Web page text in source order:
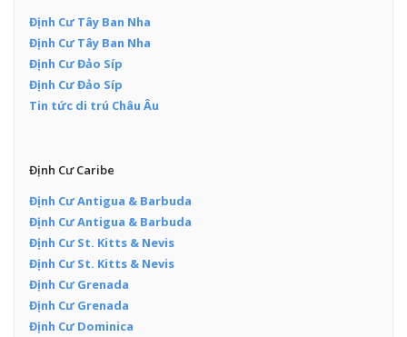
Định Cư Tây Ban Nha
Định Cư Tây Ban Nha
Định Cư Đảo Síp
Định Cư Đảo Síp
Tin tức di trú Châu Âu
Định Cư Caribe
Định Cư Antigua & Barbuda
Định Cư Antigua & Barbuda
Định Cư St. Kitts & Nevis
Định Cư St. Kitts & Nevis
Định Cư Grenada
Định Cư Grenada
Định Cư Dominica